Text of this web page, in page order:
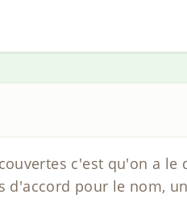
c'est qu'on a
d'accord pour le nom,